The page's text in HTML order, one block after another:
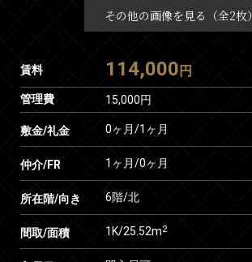
その他の画像を見る（全2枚）
賃料 114,000 円
管理費 15,000円
敷金/礼金 0ヶ月/1ヶ月
仲介/FR 1ヶ月/0ヶ月
所在階/向き 6階/北
間取/面積 1K/25.52m2